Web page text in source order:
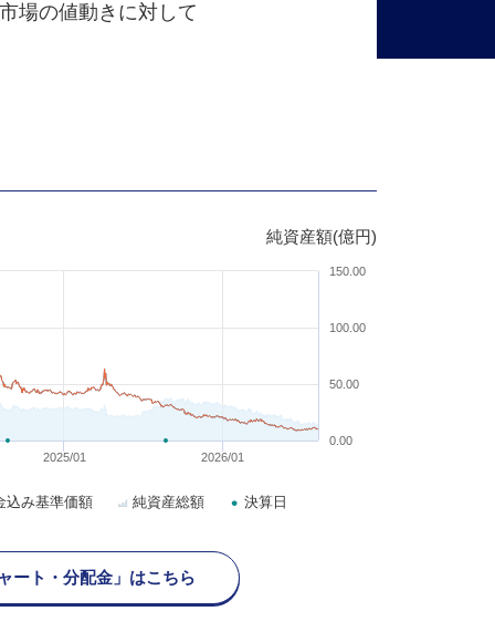
場の値動きに対して
純資産額(億円)
2025/01 2026/01
0.00
50.00
100.00
150.00
込み基準価額 純資産総額 決算日
ート・分配金」はこちら